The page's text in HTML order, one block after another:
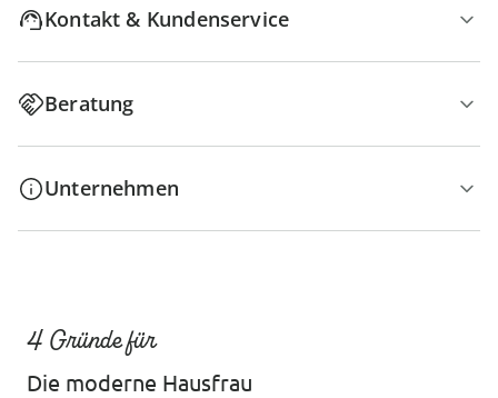
Kontakt & Kundenservice
Beratung
Unternehmen
4 Gründe für
Die moderne Hausfrau